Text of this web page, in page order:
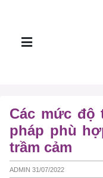
Các mức độ
pháp phù
trầm cảm
ADMIN 31/07/2022